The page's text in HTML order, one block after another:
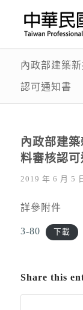
內政部建築
認可通知書
內政部建
料審核認
2019 年 6 月 5
詳參附件
3-80 下載
Share this